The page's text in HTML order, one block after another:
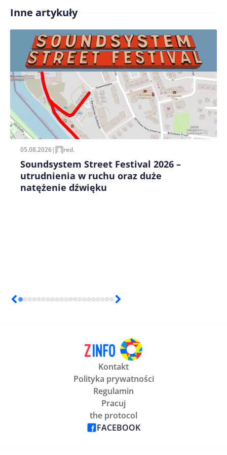
Treść komentarza*
Zapamiętaj moje dane w tej przeglądarce podczas
pisania kolejnych komentarzy.
Inne artykuły
05.08.2026| red.
Soundsystem Street Festival 2026 –
utrudnienia w ruchu oraz duże
natężenie dźwięku
Kontakt
Polityka prywatności
Regulamin
Pracuj
the protocol
FACEBOOK